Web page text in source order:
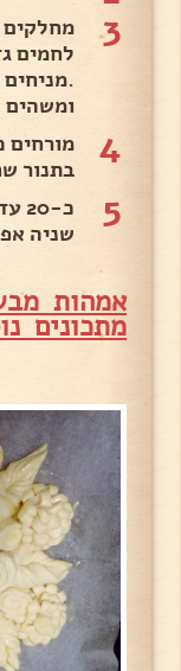
3
מחלקים
לחמים
4
מורחים
בתנור
5
כ-
שניה
אמהות
מתכונים